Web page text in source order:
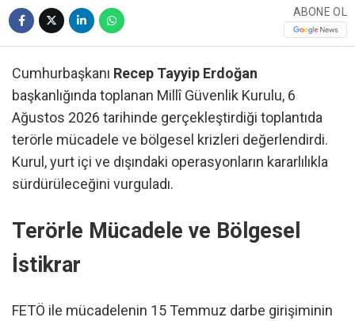
ABONE OL
Cumhurbaşkanı Recep Tayyip Erdoğan
başkanlığında toplanan Millî Güvenlik Kurulu, 6
Ağustos 2026 tarihinde gerçekleştirdiği toplantıda
terörle mücadele ve bölgesel krizleri değerlendirdi.
Kurul, yurt içi ve dışındaki operasyonların kararlılıkla
sürdürüleceğini vurguladı.
Terörle Mücadele ve Bölgesel
İstikrar
FETÖ ile mücadelenin 15 Temmuz darbe girişiminin